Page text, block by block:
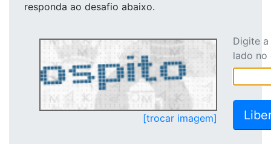
responda ao desafio abaixo.
[trocar imagem]
Digite
lado no